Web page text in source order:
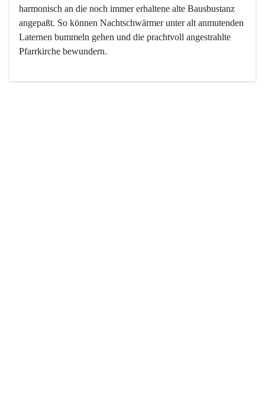
harmonisch an die noch immer erhaltene alte Bausbustanz
angepaßt. So können Nachtschwärmer unter alt anmutenden
Laternen bummeln gehen und die prachtvoll angestrahlte
Pfarrkirche bewundern.
Der Weinbau dominert heute nicht mehr, ist aber integrativer